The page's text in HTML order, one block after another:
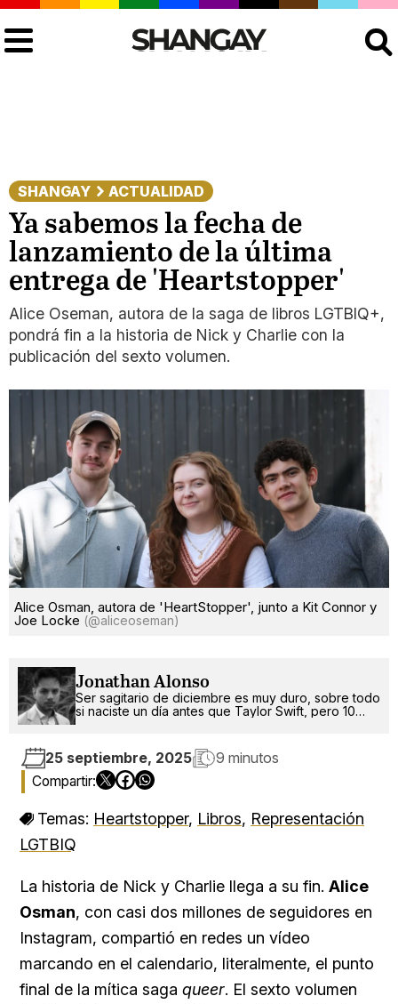
SHANGAY ACTUALIDAD
Ya sabemos la fecha de
lanzamiento de la última
entrega de 'Heartstopper'
Alice Oseman, autora de la saga de libros LGTBIQ+,
pondrá fin a la historia de Nick y Charlie con la
publicación del sexto volumen.
Alice Osman, autora de 'HeartStopper', junto a Kit Connor y
Joe Locke (@aliceoseman)
Jonathan Alonso
Ser sagitario de diciembre es muy duro, sobre todo
si naciste un día antes que Taylor Swift, pero 10
25 septiembre, 2025 9 minutos
Temas: Heartstopper, Libros, Representación
LGTBIQ
La historia de Nick y Charlie llega a su fin. Alice
Osman, con casi dos millones de seguidores en
Instagram, compartió en redes un vídeo
marcando en el calendario, literalmente, el punto
final de la mítica saga queer. El sexto volumen